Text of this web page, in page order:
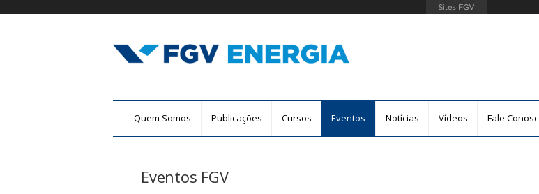
Pular
Quem Somos Publicações Cursos Eventos Notícias Vídeos Fale
Eventos FGV